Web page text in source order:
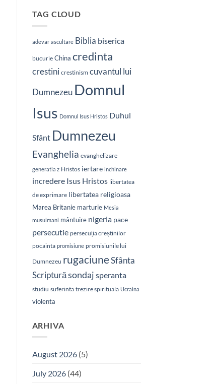
pe
avea
loc
în
orașului
TAG CLOUD
adevar ascultare Biblia biserica
bucurie China credinta
crestini crestinism cuvantul lui
Dumnezeu Domnul
Isus Domnul Isus Hristos Duhul
Sfânt Dumnezeu
Evanghelia evanghelizare
generatia z Hristos iertare inchinare
incredere Isus Hristos libertatea
de exprimare libertatea religioasa
Marea Britanie marturie Mesia
musulmani mântuire nigeria pace
persecutie persecuția creștinilor
pocainta promisiune promisiunile lui
Dumnezeu rugaciuneSfânta
Scripturăsondaj speranta
studiu suferinta trezire spirituala Ucraina
violenta
ARHIVA
August 2026(5)
July 2026(44)